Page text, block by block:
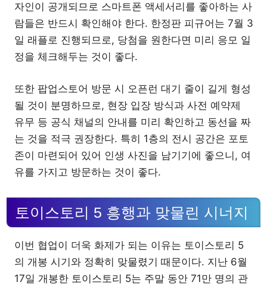
자인이 공개되므로 스마트폰 액세서리를 좋아하는 사
람들은 반드시 확인해야 한다. 한정판 피규어는 7월 3
일 래플로 진행되므로, 당첨을 원한다면 미리 응모 일
정을 체크해두는 것이 좋다.
또한 팝업스토어 방문 시 오픈런 대기 줄이 길게 형성
될 것이 분명하므로, 현장 입장 방식과 사전 예약제
유무 등 공식 채널의 안내를 미리 확인하고 동선을 짜
는 것을 적극 권장한다. 특히 1층의 전시 공간은 포토
존이 마련되어 있어 인생 사진을 남기기에 좋으니, 여
유를 가지고 방문하는 것이 좋다.
토이스토리 5 흥행과 맞물린 시너지
이번 협업이 더욱 화제가 되는 이유는 토이스토리 5
의 개봉 시기와 정확히 맞물렸기 때문이다. 지난 6월
17일 개봉한 토이스토리 5는 주말 동안 71만 명의 관